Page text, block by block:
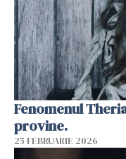
Fenomenul
provine.
25 FEBRUARIE 2026